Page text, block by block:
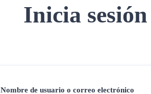
Inicia sesión
Nombre de usuario o correo electrónico